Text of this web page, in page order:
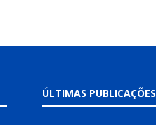
ÚLTIMAS PUBLICAÇÕES